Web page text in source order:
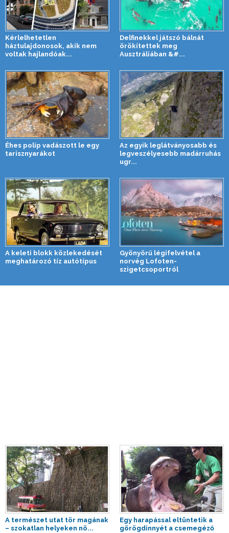
Kérlelhetetlen
háztulajdonosok, akik nem
voltak hajlandóak...
Delfinekkel játszó bálnát
örökítettek meg
Ausztráliában &#...
Éhes polip vadászott le egy
tarisznyarákot
Az egyik leglátványosabb és
legveszélyesebb madárruhás
ugr...
A keleti blokk közlekedését
meghatározó tíz autótípus
Gyönyörű légifelvétel a
norvég Lofoten-
szigetcsoportról
A természet utat tör magának
– szokatlan helyeken nö...
Egy harapással eltüntetik a
görögdinnyét a csemegéző